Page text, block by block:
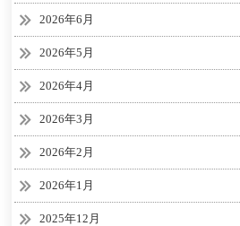
2026年6月
2026年5月
2026年4月
2026年3月
2026年2月
2026年1月
2025年12月